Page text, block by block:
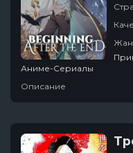
Аниме-Сериалы
Описание